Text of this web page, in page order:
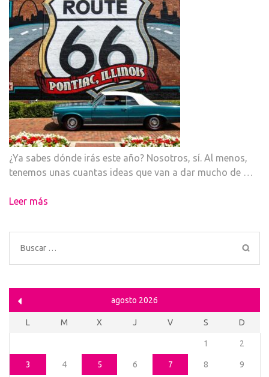
¿Ya sabes dónde irás este año? Nosotros, sí. Al menos,
tenemos unas cuantas ideas que van a dar mucho de …
Leer más
Buscar:
agosto 2026
L M X J V S D
1 2
3 4 5 6 7 8 9